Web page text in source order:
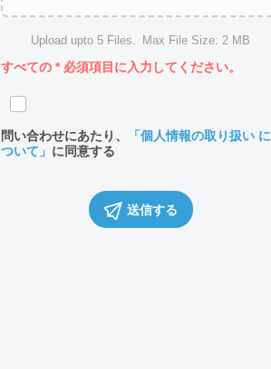
Upload upto 5 Files. Max File Size: 2 MB
すべての *必須項目に入力してください。
問い合わせにあたり、
「個人情報の取り扱い に
ついて」 に同意する
送信する